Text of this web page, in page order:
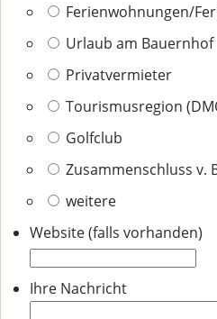
Ferienwohnungen/
Urlaub am Bauernhof
Privatvermieter
Tourismusregion
Golfclub
Zusammenschluss v.
weitere
Website (falls vorhanden)
Ihre Nachricht